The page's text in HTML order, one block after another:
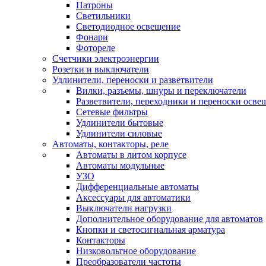
Патроны
Светильники
Светодиодное освещение
Фонари
Фотореле
Счетчики электроэнергии
Розетки и выключатели
Удлинители, переноски и разветвители
Вилки, разъемы, шнуры и переключатели
Разветвители, переходники и переноски
Сетевые фильтры
Удлинители бытовые
Удлинители силовые
Автоматы, контакторы, реле
Автоматы в литом корпусе
Автоматы модульные
УЗО
Дифференциальные автоматы
Аксессуары для автоматики
Выключатели нагрузки
Дополнительное оборудование для автоматов
Кнопки и светосигнальная арматура
Контакторы
Низковольтное оборудование
Преобразователи частоты